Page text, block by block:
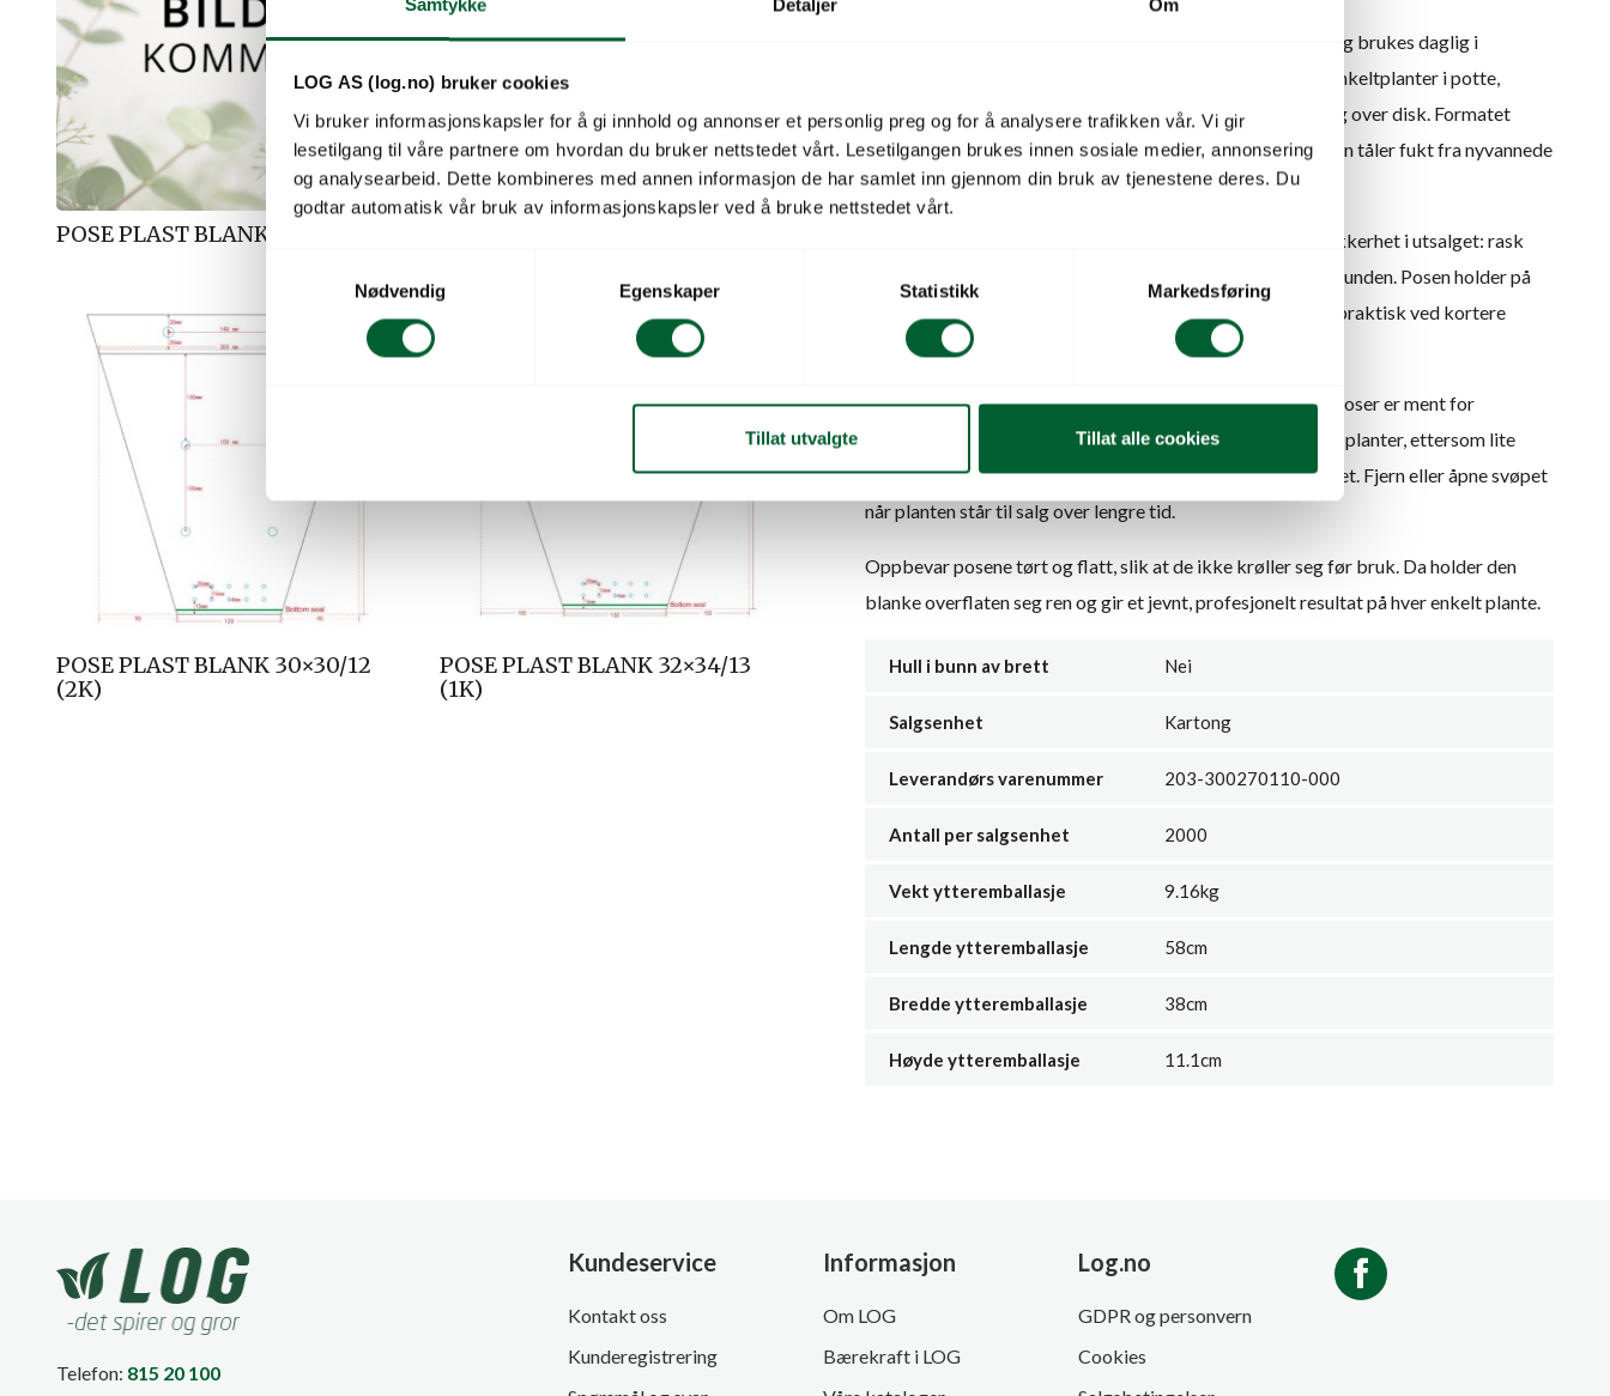
Samtykke Detaljer Om
LOG AS (log.no) bruker cookies
Vi bruker informasjonskapsler for å gi innhold og annonser et personlig preg og for å analysere trafikken vår. Vi gir
lesetilgang til våre partnere om hvordan du bruker nettstedet vårt. Lesetilgangen brukes innen sosiale medier, annonsering
og analysearbeid. Dette kombineres med annen informasjon de har samlet inn gjennom din bruk av tjenestene deres. Du
godtar automatisk vår bruk av informasjonskapsler ved å bruke nettstedet vårt.
m
t
v
Nødvendig Egenskaper Statistikk Markedsføring
Tillat utvalgte Tillat alle cookies
POSE PLAST BLANK 16,5×19,5/7
POSE PLAST BLANK 30×30/12
(2K)
POSE PLAST BLANK 32×34/13
(1K)
og brukes daglig i
blomsterbutikk og gartneri. Den egner seg til svøping av enkeltplanter i potte,
beskyttelse under transport og som ferdigpakning ved salg over disk. Formatet
passer mindre og mellomstore potter, og den blanke plasten tåler fukt fra nyvannede
planter uten å miste form.
handler det om driftssikkerhet i utsalget: rask
svøping, ryddig presentasjon og trygg håndtering fram til kunden. Posen holder på
fuktigheten rundt rotklumpen en kort periode, noe som er praktisk ved kortere
transport mellom produksjon og butikk.
Et vanlig spørsmål gjelder plantens behov for luft. Blanke poser er ment for
kortvarig svøp og presentasjon, ikke for langtidslagring av planter, ettersom lite
luftsirkulasjon over tid kan gi kondens og stress i bladverket. Fjern eller åpne svøpet
når planten står til salg over lengre tid.
Oppbevar posene tørt og flatt, slik at de ikke krøller seg før bruk. Da holder den
blanke overflaten seg ren og gir et jevnt, profesjonelt resultat på hver enkelt plante.
Hull i bunn av brett Nei
Salgsenhet Kartong
Leverandørs varenummer 203-300270110-000
Antall per salgsenhet 2000
Vekt ytteremballasje 9.16kg
Lengde ytteremballasje 58cm
Bredde ytteremballasje 38cm
Høyde ytteremballasje 11.1cm
Telefon: 815 20 100
Kundeservice
Kontakt oss
Kunderegistrering
Informasjon
Om LOG
Bærekraft i LOG
Log.no
GDPR og personvern
Cookies